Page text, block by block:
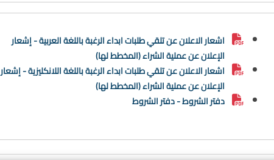
اشعار الاعلان عن تلقي طلبات ابداء الرغبة باللغة العربية - إشعار
الإعلان عن عملية الشراء (المخطط لها)
اشعار الاعلان عن تلقي طلبات ابداء الرغبة باللغة اللانكليزية - إشعار
الإعلان عن عملية الشراء (المخطط لها)
دفتر الشروط - دفتر الشروط